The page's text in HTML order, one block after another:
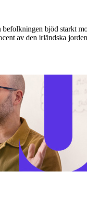
bjöd starkt
av den irländska